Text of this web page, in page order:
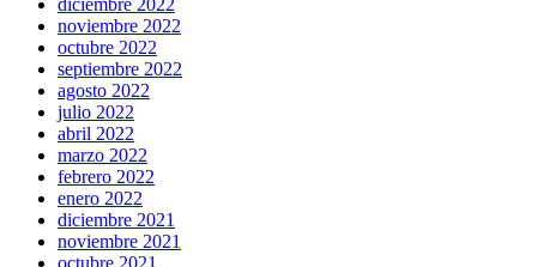
diciembre 2022
noviembre 2022
octubre 2022
septiembre 2022
agosto 2022
julio 2022
abril 2022
marzo 2022
febrero 2022
enero 2022
diciembre 2021
noviembre 2021